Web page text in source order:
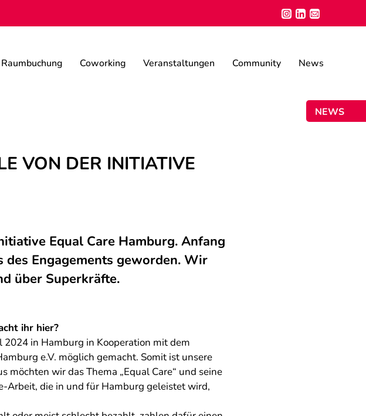
Raumbuchung Coworking Veranstaltungen Community News
VON DER INITIATIVE
Equal Care Hamburg. Anfang
des Engagements geworden. Wir
über Superkräfte.
ihr hier?
2024 in Hamburg in Kooperation mit dem
e.V. möglich gemacht. Somit ist unsere
möchten wir das Thema „Equal Care“ und seine
Arbeit, die in und für Hamburg geleistet wird,